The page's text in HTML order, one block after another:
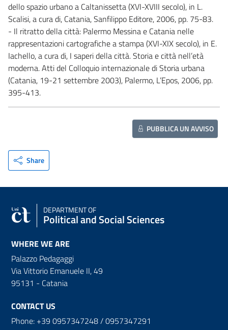
dello spazio urbano a Caltanissetta (XVI-XVIII secolo), in L.
Scalisi, a cura di, Catania, Sanfilippo Editore, 2006, pp. 75-83.
- Il ritratto della città: Palermo Messina e Catania nelle
rappresentazioni cartografiche a stampa (XVI-XIX secolo), in E.
Iachello, a cura di, I saperi della città. Storia e città nell’età
moderna. Atti del Colloquio internazionale di Storia urbana
(Catania, 19-21 settembre 2003), Palermo, L’Epos, 2006, pp.
395-413.
PUBBLICA UN AVVISO
Share
DEPARTMENT OF
Political and Social Sciences
WHERE WE ARE
Palazzo Pedagaggi
Via Vittorio Emanuele II, 49
95131 - Catania
CONTACT US
Phone: +39 0957347248 / 0957347291